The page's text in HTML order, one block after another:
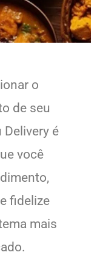
o
de seu
Delivery é
você
fidelize
mais